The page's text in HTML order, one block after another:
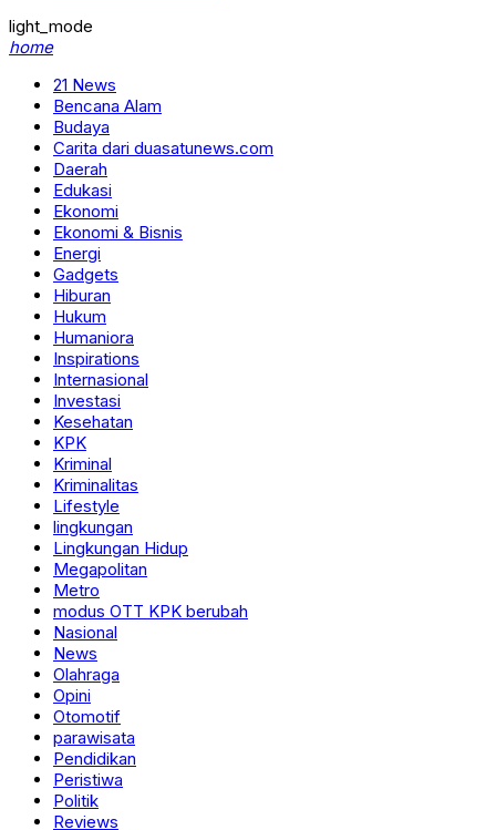
light_mode
home
21 News
Bencana Alam
Budaya
Carita dari duasatunews.com
Daerah
Edukasi
Ekonomi
Ekonomi & Bisnis
Energi
Gadgets
Hiburan
Hukum
Humaniora
Inspirations
Internasional
Investasi
Kesehatan
KPK
Kriminal
Kriminalitas
Lifestyle
lingkungan
Lingkungan Hidup
Megapolitan
Metro
modus OTT KPK berubah
Nasional
News
Olahraga
Opini
Otomotif
parawisata
Pendidikan
Peristiwa
Politik
Reviews